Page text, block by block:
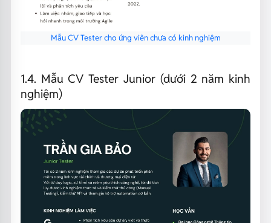
Mẫu CV Tester cho ứng viên chưa có kinh nghiệm
1.4. Mẫu CV Tester Junior (dưới 2 năm kinh
nghiệm)